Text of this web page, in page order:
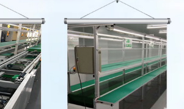
企业文化
创始人说
公司环境